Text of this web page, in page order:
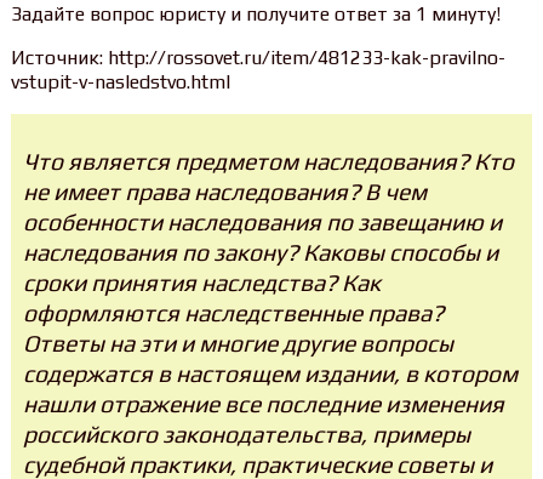
Задайте вопрос юристу и получите ответ за 1 минуту!
Источник: http://rossovet.ru/item/481233-kak-pravilno-
vstupit-v-nasledstvo.html
Что является предметом наследования? Кто
не имеет права наследования? В чем
особенности наследования по завещанию и
наследования по закону? Каковы способы и
сроки принятия наследства? Как
оформляются наследственные права?
Ответы на эти и многие другие вопросы
содержатся в настоящем издании, в котором
нашли отражение все последние изменения
российского законодательства, примеры
судебной практики, практические советы и